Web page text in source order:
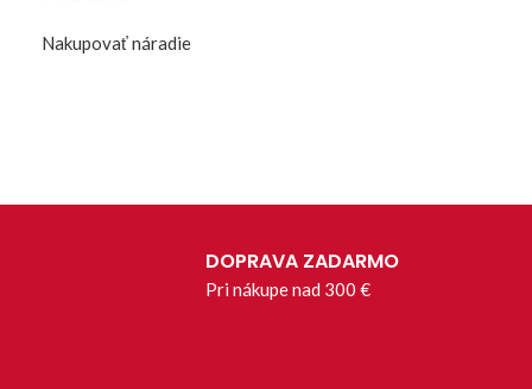
Nakupovať náradie
DOPRAVA ZADARMO
Pri nákupe nad 300 €